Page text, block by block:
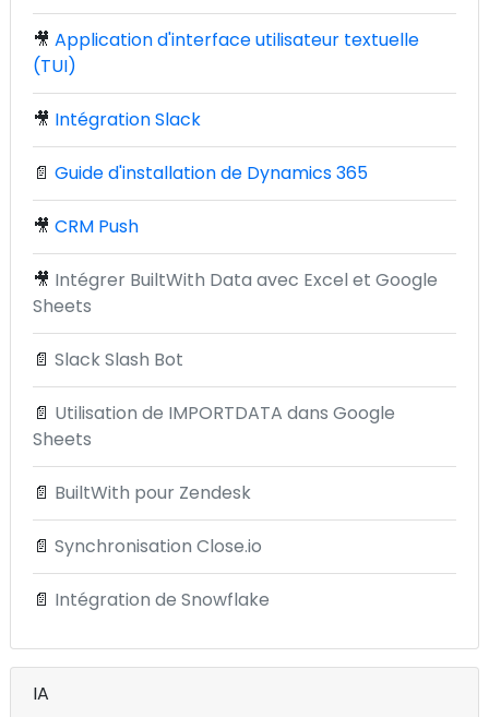
🎥 Application d'interface utilisateur textuelle
(TUI)
🎥 Intégration Slack
📄 Guide d'installation de Dynamics 365
🎥 CRM Push
🎥 Intégrer BuiltWith Data avec Excel et Google
Sheets
📄 Slack Slash Bot
📄 Utilisation de IMPORTDATA dans Google
Sheets
📄 BuiltWith pour Zendesk
📄 Synchronisation Close.io
📄 Intégration de Snowflake
IA